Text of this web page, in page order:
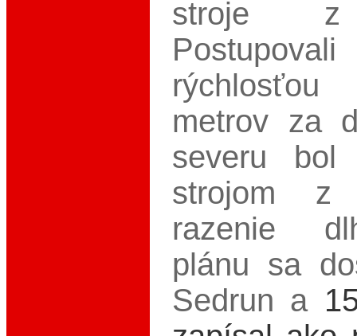
stroje z
metrov za
severu bol
strojom z
razenie
plánu sa
Sedrun a